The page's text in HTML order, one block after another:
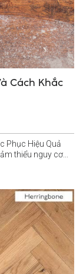
Cách Khắc
Phục Hiệu Quả
thiểu nguy cơ...